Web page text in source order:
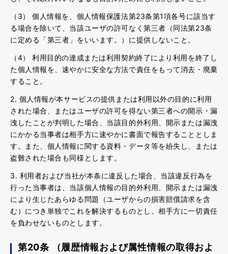
（3） 個人情報を、個人情報保護法第23条第1項各号に該当す
る場合を除いて、当該ユーザの許可なく第三者（同法第23条
に定める「第三者」をいいます。）に提供しないこと。
（4） 利用目的の達成または利用契約終了により利用を終了し
た個人情報を、速やかに安全な方法で責任をもって消去・廃棄
すること。
2. 個人情報が本サービスの提供または利用以外の目的に利用
された場合、またはユーザの許可を得ない第三者への開示・漏
洩したことが判明した場合、当該目的外利用、開示または漏洩
にかかる当事者は相手方に速やかに書面で報告することとしま
す。また、個人情報に関する資料・データ等を紛失し、または
盗難された場合も同様とします。
3. 利用者および当社が本条に違反した場合、当該違反行為を
行った当事者は、当該個人情報の目的外利用、開示または漏洩
により生じたあらゆる問題（ユーザからの損害賠償請求を含
む）につき単独でこれを解決するものとし、相手方に一切責任
を負わせないものとします。
第20条 （履歴情報および属性情報の取得およ